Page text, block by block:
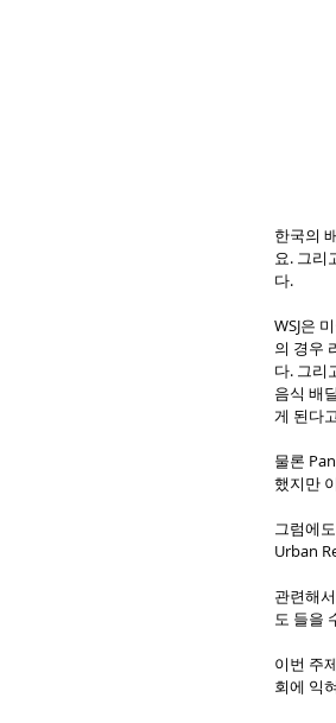
한국의
요. 그리
다.
WSJ은
의 경우
다. 그리
음식 배
게 된다
물론
했지만
그럼에
Urban
관련해
도 들을
이번 주
회에 익